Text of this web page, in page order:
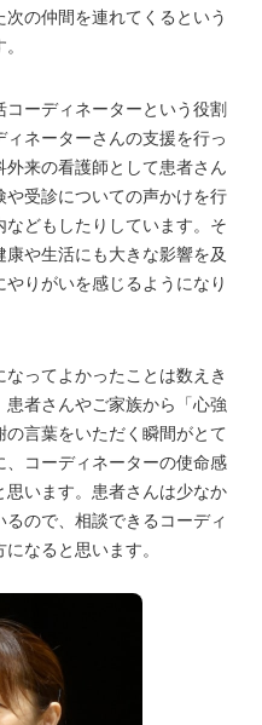
の仲間を連れてくるという
ーディネーターという役割
ネーターさんの支援を行っ
来の看護師として患者さん
受診についての声かけを行
どもしたりしています。そ
や生活にも大きな影響を及
りがいを感じるようになり
ってよかったことは数えき
者さんやご家族から「心強
言葉をいただく瞬間がとて
、コーディネーターの使命感
います。患者さんは少なか
ので、相談できるコーディ
なると思います。